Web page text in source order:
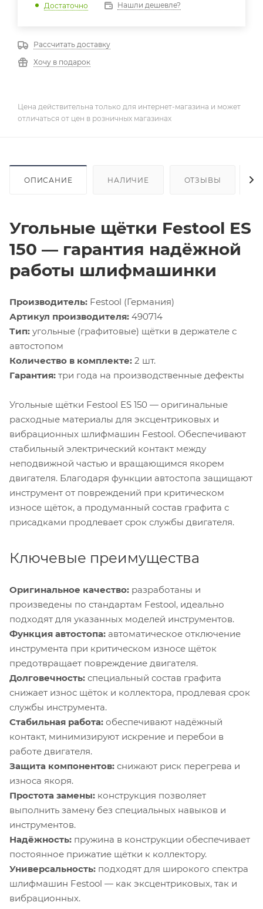
Достаточно Нашли дешевле?
Рассчитать доставку
Хочу в подарок
Цена действительна только для интернет-магазина и может
отличаться от цен в розничных магазинах
ОПИСАНИЕ НАЛИЧИЕ ОТЗЫВЫ
Угольные щётки Festool ES
150 — гарантия надёжной
работы шлифмашинки
Производитель: Festool (Германия)
Артикул производителя: 490714
Тип: угольные (графитовые) щётки в держателе с
автостопом
Количество в комплекте: 2 шт.
Гарантия: три года на производственные дефекты
Угольные щётки Festool ES 150 — оригинальные
расходные материалы для эксцентриковых и
вибрационных шлифмашин Festool. Обеспечивают
стабильный электрический контакт между
неподвижной частью и вращающимся якорем
двигателя. Благодаря функции автостопа защищают
инструмент от повреждений при критическом
износе щёток, а продуманный состав графита с
присадками продлевает срок службы двигателя.
Ключевые преимущества
Оригинальное качество: разработаны и
произведены по стандартам Festool, идеально
подходят для указанных моделей инструментов.
Функция автостопа: автоматическое отключение
инструмента при критическом износе щёток
предотвращает повреждение двигателя.
Долговечность: специальный состав графита
снижает износ щёток и коллектора, продлевая срок
службы инструмента.
Стабильная работа: обеспечивают надёжный
контакт, минимизируют искрение и перебои в
работе двигателя.
Защита компонентов: снижают риск перегрева и
износа якоря.
Простота замены: конструкция позволяет
выполнить замену без специальных навыков и
инструментов.
Надёжность: пружина в конструкции обеспечивает
постоянное прижатие щётки к коллектору.
Универсальность: подходят для широкого спектра
шлифмашин Festool — как эксцентриковых, так и
вибрационных.